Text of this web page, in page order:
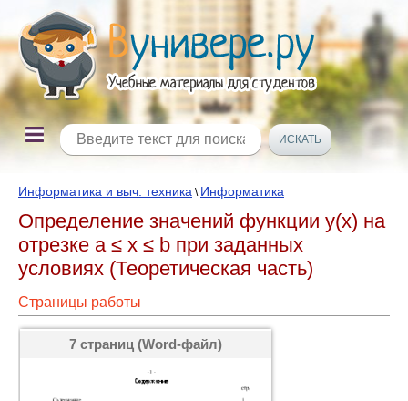
Информатика и выч. техника \ Информатика
Определение значений функции y(x) на
отрезке a ≤ x ≤ b при заданных
условиях (Теоретическая часть)
Страницы работы
7 страниц (Word-файл)